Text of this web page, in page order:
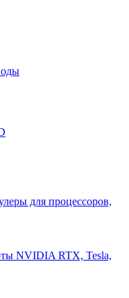
для процессоров,
NVIDIA RTX, Tesla,